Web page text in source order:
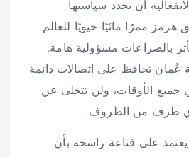
أن تحدد سياستها
هرمز ممرًا مائيًا حيويًا للعالم
بالصراعات مسؤولية هامة.
عُمان تحافظ على اتصالات دائمة
الأوقات، ولن تتخلى عن
ظرف من الظروف.
يعتمد على قناعة راسخة بأن